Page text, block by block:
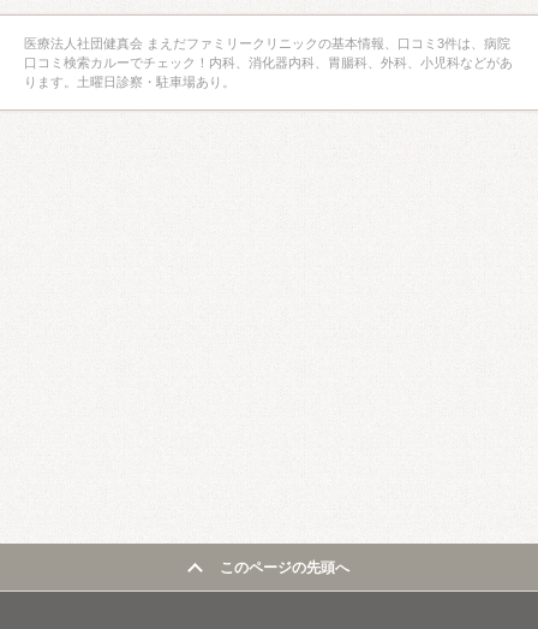
医療法人社団健真会 まえだファミリークリニックの基本情報、口コミ3件は、病院
口コミ検索カルーでチェック！内科、消化器内科、胃腸科、外科、小児科などがあ
ります。土曜日診察・駐車場あり。
このページの先頭へ